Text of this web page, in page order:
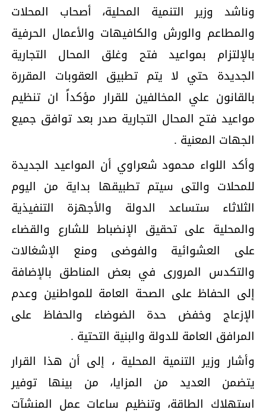
وناشد وزير التنمية المحلية، أصحاب المحلات
والمطاعم والورش والكافيهات والأعمال الحرفية
بالإلتزام بمواعيد فتح وغلق المحال التجارية
الجديدة حتي لا يتم تطبيق العقوبات المقررة
بالقانون علي المخالفين للقرار مؤكداً ان تنظيم
مواعيد فتح المحال التجارية صدر بعد توافق جميع
الجهات المعنية .
وأكد اللواء محمود شعراوي أن المواعيد الجديدة
للمحلات والتى سيتم تطبيقها بداية من اليوم
الثلاثاء ستساعد الدولة والأجهزة التنفيذية
والمحلية على تحقيق الإنضباط للشارع والقضاء
على العشوائية والفوضى ومنع الإشغالات
والتكدس المرورى في بعض المناطق بالإضافة
إلى الحفاظ على الصحة العامة للمواطنين وعدم
الإزعاج وخفض حدة الضوضاء والحفاظ على
المرافق العامة للدولة والبنية التحتية .
وأشار وزير التنمية المحلية ، إلى أن هذا القرار
يتضمن العديد من المزايا، من بينها توفير
استهلاك الطاقة، وتنظيم ساعات عمل المنشآت